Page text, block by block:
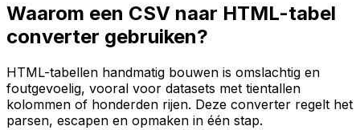
Waarom een CSV naar HTML-tabel
converter gebruiken?
HTML-tabellen handmatig bouwen is omslachtig en
foutgevoelig, vooral voor datasets met tientallen
kolommen of honderden rijen. Deze converter regelt het
parsen, escapen en opmaken in één stap.